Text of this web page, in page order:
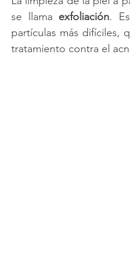
se llama exfoliación.
partículas más difíciles,
tratamiento contra el